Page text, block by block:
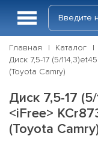
Главная Каталог
Диск 7,5-17 (5/
(Toyota Camry)
Диск 7,5-17
<iFree>
(Toyota